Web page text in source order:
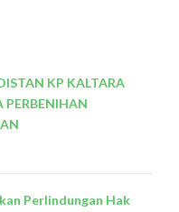
KP KALTARA
PERBENIHAN
Perlindungan Hak